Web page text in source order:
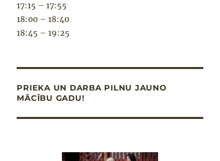
17:15 – 17:55
18:00 – 18:40
18:45 – 19:25
PRIEKA UN DARBA PILNU JAUNO
MĀCĪBU GADU!